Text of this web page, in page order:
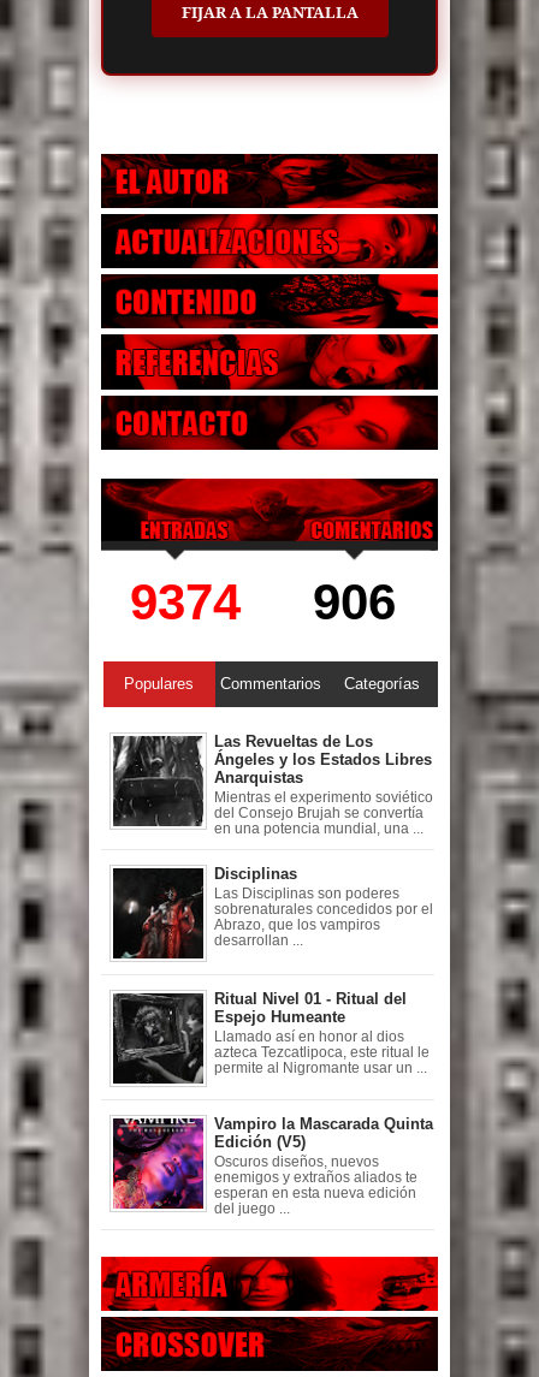
FIJAR A LA PANTALLA
9374 906
Populares Commentarios Categorías
Las Revueltas de Los
Ángeles y los Estados Libres
Anarquistas
Mientras el experimento soviético
del Consejo Brujah se convertía
en una potencia mundial, una ...
Disciplinas
Las Disciplinas son poderes
sobrenaturales concedidos por el
Abrazo, que los vampiros
desarrollan ...
Ritual Nivel 01 - Ritual del
Espejo Humeante
Llamado así en honor al dios
azteca Tezcatlipoca, este ritual le
permite al Nigromante usar un ...
Vampiro la Mascarada Quinta
Edición (V5)
Oscuros diseños, nuevos
enemigos y extraños aliados te
esperan en esta nueva edición
del juego ...